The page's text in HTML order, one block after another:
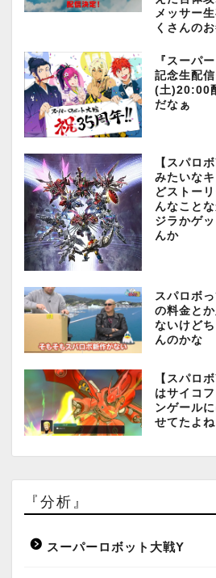
メッサー
くさんの
『スーパ
記念生配
(土)20:00
だなぁ
【スパロ
みたいな
どストー
んなこと
ジラかゲ
んか
スパロボ
の料金と
ないけど
んのかな
【スパロ
はサイコ
ンゲール
せてたよね
『分析』
スーパーロボット大戦Y